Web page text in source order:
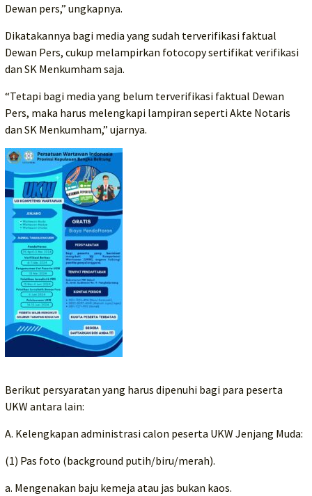
Dewan pers,” ungkapnya.
Dikatakannya bagi media yang sudah terverifikasi faktual
Dewan Pers, cukup melampirkan fotocopy sertifikat verifikasi
dan SK Menkumham saja.
“Tetapi bagi media yang belum terverifikasi faktual Dewan
Pers, maka harus melengkapi lampiran seperti Akte Notaris
dan SK Menkumham,” ujarnya.
Berikut persyaratan yang harus dipenuhi bagi para peserta
UKW antara lain:
A. Kelengkapan administrasi calon peserta UKW Jenjang Muda:
(1) Pas foto (background putih/biru/merah).
a. Mengenakan baju kemeja atau jas bukan kaos.